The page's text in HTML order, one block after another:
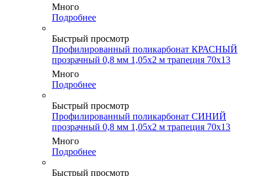
Много
Подробнее
Быстрый просмотр
Профилированный поликарбонат КРАСНЫЙ
прозрачный 0,8 мм 1,05х2 м трапеция 70х13
Много
Подробнее
Быстрый просмотр
Профилированный поликарбонат СИНИЙ
прозрачный 0,8 мм 1,05х2 м трапеция 70х13
Много
Подробнее
Быстрый просмотр